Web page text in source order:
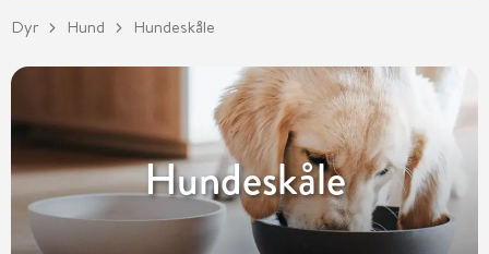
Dyr Hund Hundeskåle
Hundeskåle